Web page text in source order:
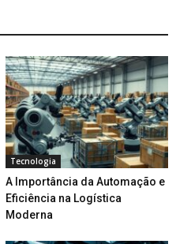
Tecnologia
A Importância da Automação e
Eficiência na Logística
Moderna